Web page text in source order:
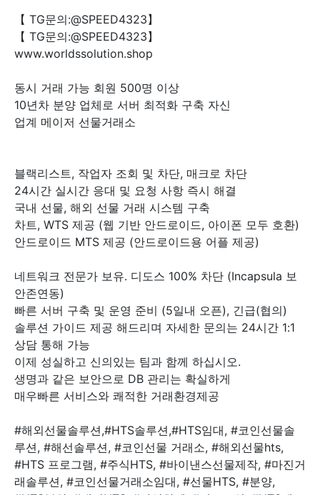
【 TG문의:@SPEED4323】
【 TG문의:@SPEED4323】
www.worldssolution.shop
동시 거래 가능 회원 500명 이상
10년차 분양 업체로 서버 최적화 구축 자신
업계 메이저 선물거래소
블랙리스트, 작업자 조회 및 차단, 매크로 차단
24시간 실시간 응대 및 요청 사항 즉시 해결
국내 선물, 해외 선물 거래 시스템 구축
차트, WTS 제공 (웹 기반 안드로이드, 아이폰 모두 호환)
안드로이드 MTS 제공 (안드로이드용 어플 제공)
네트워크 전문가 보유. 디도스 100% 차단 (Incapsula 보
안존연동)
빠른 서버 구축 및 운영 준비 (5일내 오픈), 긴급(협의)
솔루션 가이드 제공 해드리며 자세한 문의는 24시간 1:1
상담 통해 가능
이제 성실하고 신의있는 팀과 함께 하십시오.
생명과 같은 보안으로 DB 관리는 확실하게
매우빠른 서비스와 쾌적한 거래환경제공
#해외선물솔루션,#HTS솔루션,#HTS임대, #코인선물솔
루션, #해선솔루션, #코인선물 거래소, #해외선물hts,
#HTS 프로그램, #주식HTS, #바이낸스선물제작, #마진거
래솔루션, #코인선물거래소임대, #선물HTS, #분양,